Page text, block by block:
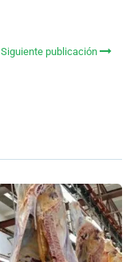
Siguiente publicación